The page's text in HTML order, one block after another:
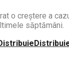
o creştere a
săptămâni.